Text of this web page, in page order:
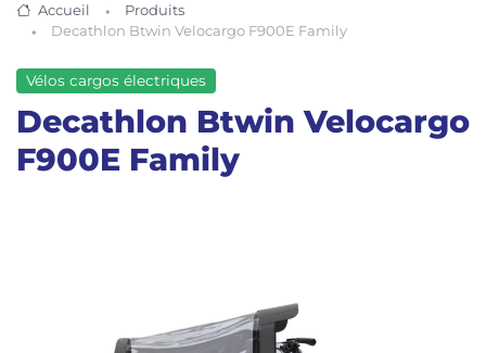
Accueil
Produits
Decathlon Btwin Velocargo F900E Family
Vélos cargos électriques
Decathlon Btwin Velocargo
F900E Family